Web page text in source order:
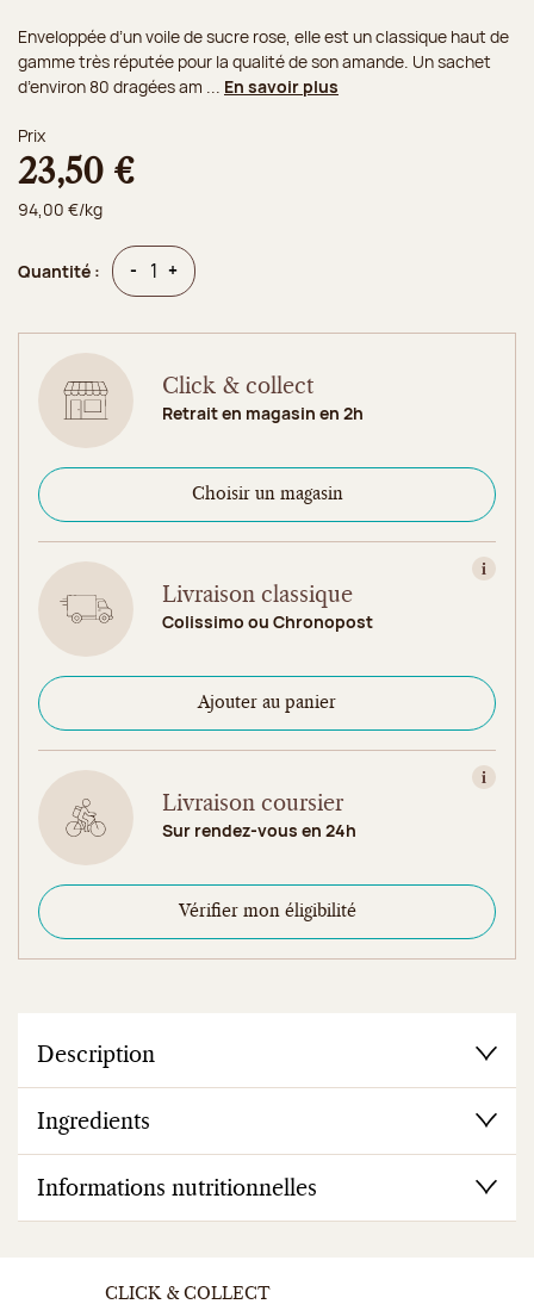
Enveloppée d’un voile de sucre rose, elle est un classique haut de
gamme très réputée pour la qualité de son amande. Un sachet
d’environ 80 dragées am ... En savoir plus
Prix
23,50 €
94,00 €/kg
Quantité : - Quantité
+Quantité
Click & collect
Retrait en magasin en 2h
Choisir un magasin
Livraison classique
Colissimo ou Chronopost
Ajouter au panier
Livraison coursier
Sur rendez-vous en 24h
Vérifier mon éligibilité
Description
Ingredients
Informations nutritionnelles
CLICK & COLLECT